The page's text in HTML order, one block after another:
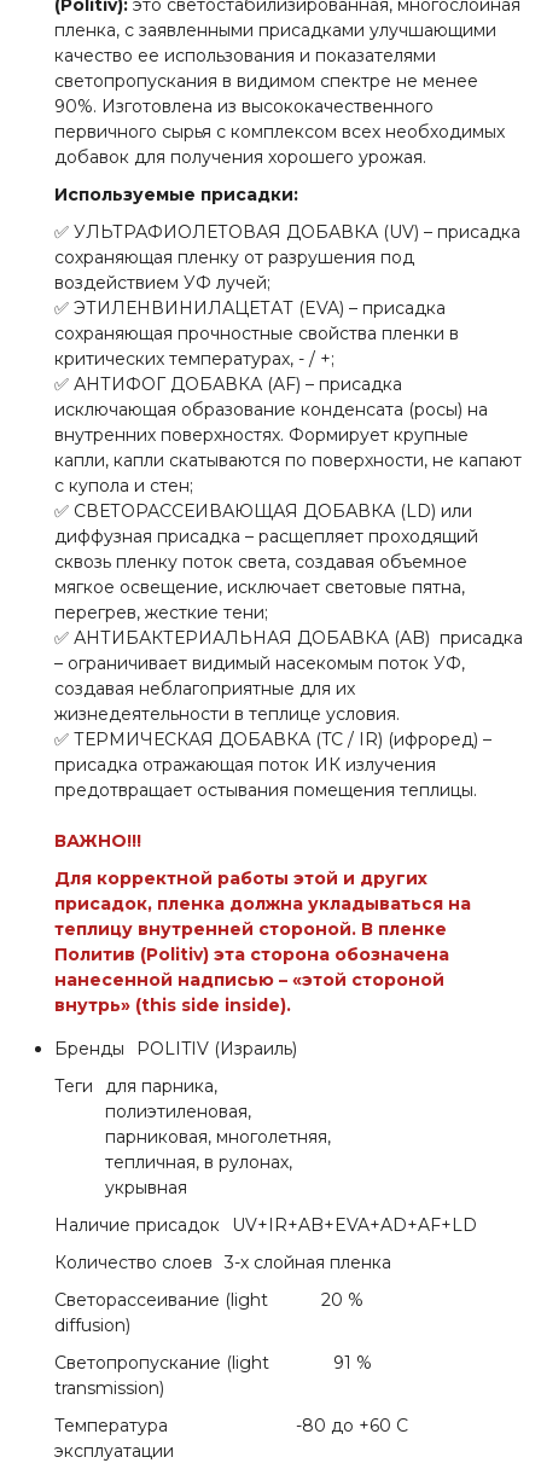
(Politiv): это светостабилизированная, многослойная
пленка, с заявленными присадками улучшающими
качество ее использования и показателями
светопропускания в видимом спектре не менее
90%. Изготовлена из высококачественного
первичного сырья с комплексом всех необходимых
добавок для получения хорошего урожая.
Используемые присадки:
✅ УЛЬТРАФИОЛЕТОВАЯ ДОБАВКА (UV) – присадка
сохраняющая пленку от разрушения под
воздействием УФ лучей;
✅ ЭТИЛЕНВИНИЛАЦЕТАТ (EVA) – присадка
сохраняющая прочностные свойства пленки в
критических температурах, - / +;
✅ АНТИФОГ ДОБАВКА (AF) – присадка
исключающая образование конденсата (росы) на
внутренних поверхностях. Формирует крупные
капли, капли скатываются по поверхности, не капают
с купола и стен;
✅ СВЕТОРАССЕИВАЮЩАЯ ДОБАВКА (LD) или
диффузная присадка – расщепляет проходящий
сквозь пленку поток света, создавая объемное
мягкое освещение, исключает световые пятна,
перегрев, жесткие тени;
✅ АНТИБАКТЕРИАЛЬНАЯ ДОБАВКА (AB) присадка
– ограничивает видимый насекомым поток УФ,
создавая неблагоприятные для их
жизнедеятельности в теплице условия.
✅ ТЕРМИЧЕСКАЯ ДОБАВКА (TC / IR) (ифроред) –
присадка отражающая поток ИК излучения
предотвращает остывания помещения теплицы.
ВАЖНО!!!
Для корректной работы этой и других
присадок, пленка должна укладываться на
теплицу внутренней стороной. В пленке
Политив (Politiv) эта сторона обозначена
нанесенной надписью – «этой стороной
внутрь» (this side inside).
Бренды
POLITIV (Израиль)
Теги
для парника,
полиэтиленовая,
парниковая, многолетняя,
тепличная, в рулонах,
укрывная
Наличие присадок
UV+IR+AB+EVA+AD+AF+LD
Количество слоев
3-х слойная пленка
Светорассеивание (light
diffusion)
20 %
Светопропускание (light
transmission)
91 %
Температура
эксплуатации
-80 до +60 С